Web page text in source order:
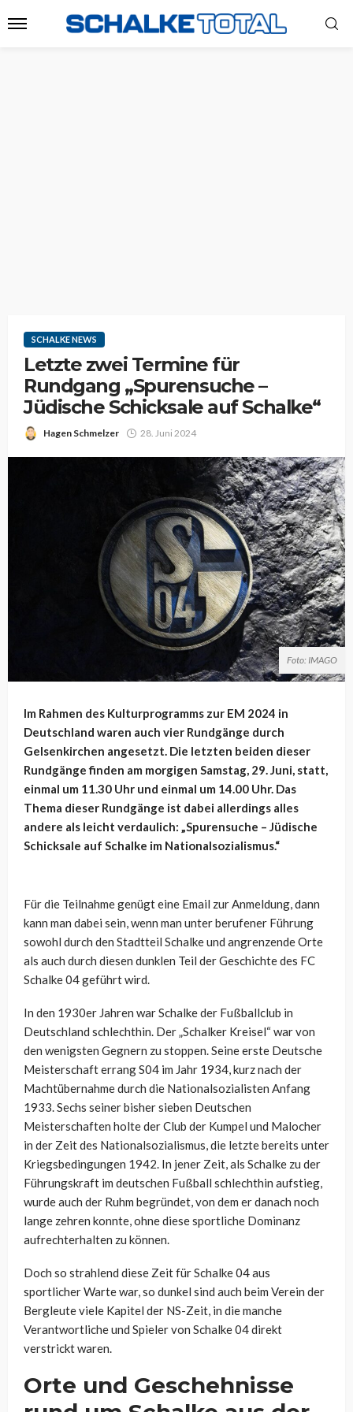
SCHALKE NEWS
Letzte zwei Termine für
Rundgang „Spurensuche –
Jüdische Schicksale auf Schalke“
Hagen Schmelzer 28. Juni 2024
Foto: IMAGO
Im Rahmen des Kulturprogramms zur EM 2024 in
Deutschland waren auch vier Rundgänge durch
Gelsenkirchen angesetzt. Die letzten beiden dieser
Rundgänge finden am morgigen Samstag, 29. Juni, statt,
einmal um 11.30 Uhr und einmal um 14.00 Uhr. Das
Thema dieser Rundgänge ist dabei allerdings alles
andere als leicht verdaulich: „Spurensuche – Jüdische
Schicksale auf Schalke im Nationalsozialismus.“
Für die Teilnahme genügt eine Email zur Anmeldung, dann
kann man dabei sein, wenn man unter berufener Führung
sowohl durch den Stadtteil Schalke und angrenzende Orte
als auch durch diesen dunklen Teil der Geschichte des FC
Schalke 04 geführt wird.
In den 1930er Jahren war Schalke der Fußballclub in
Deutschland schlechthin. Der „Schalker Kreisel“ war von
den wenigsten Gegnern zu stoppen. Seine erste Deutsche
Meisterschaft errang S04 im Jahr 1934, kurz nach der
Machtübernahme durch die Nationalsozialisten Anfang
1933. Sechs seiner bisher sieben Deutschen
Meisterschaften holte der Club der Kumpel und Malocher
in der Zeit des Nationalsozialismus, die letzte bereits unter
Kriegsbedingungen 1942. In jener Zeit, als Schalke zu der
Führungskraft im deutschen Fußball schlechthin aufstieg,
wurde auch der Ruhm begründet, von dem er danach noch
lange zehren konnte, ohne diese sportliche Dominanz
aufrechterhalten zu können.
Doch so strahlend diese Zeit für Schalke 04 aus
sportlicher Warte war, so dunkel sind auch beim Verein der
Bergleute viele Kapitel der NS-Zeit, in die manche
Verantwortliche und Spieler von Schalke 04 direkt
verstrickt waren.
Orte und Geschehnisse